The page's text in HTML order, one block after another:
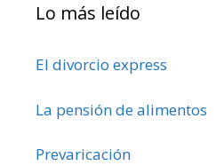
Lo más leído
El divorcio express
La pensión de alimentos
Prevaricación